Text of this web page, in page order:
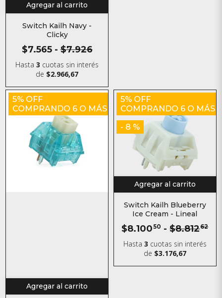
Agregar al carrito
Switch Kailh Navy -
Clicky
$7.565 - $7.926
Hasta3 cuotas sin interés
de $2.966,67
5% OFF
COMPRANDO 6 O MÁS
Agregar al carrito
5% OFF
COMPRANDO 6 O MÁS
- 8 %
Agregar al carrito
Switch Kailh Blueberry
Ice Cream - Lineal
$8.10050 - $8.81262
Hasta 3 cuotas sin interés
de $3.176,67